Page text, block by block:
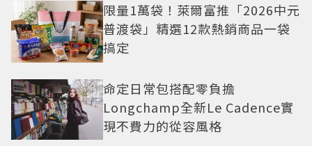
限量1萬袋！萊爾富推「2026中元
普渡袋」精選12款熱銷商品一袋
搞定
命定日常包搭配零負擔
Longchamp全新Le Cadence實
現不費力的從容風格